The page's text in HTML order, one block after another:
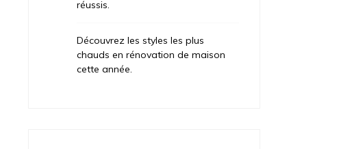
réussis.
Découvrez les styles les plus
chauds en rénovation de maison
cette année.